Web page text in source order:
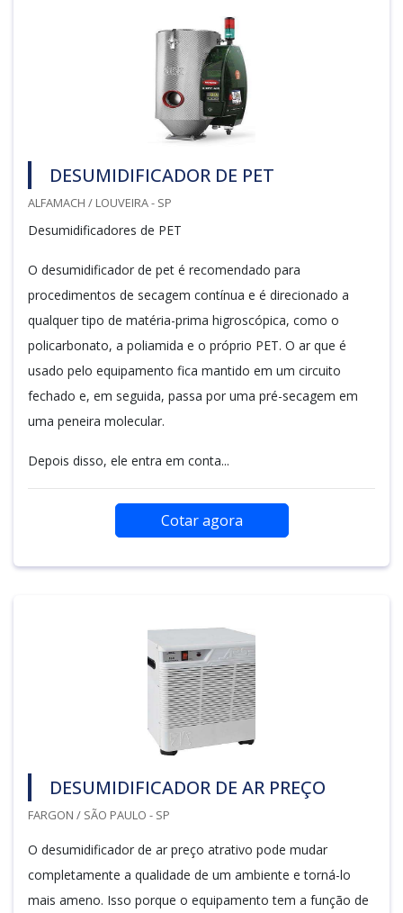
DESUMIDIFICADOR DE PET
ALFAMACH / LOUVEIRA - SP
Desumidificadores de PET
O desumidificador de pet é recomendado para
procedimentos de secagem contínua e é direcionado a
qualquer tipo de matéria-prima higroscópica, como o
policarbonato, a poliamida e o próprio PET. O ar que é
usado pelo equipamento fica mantido em um circuito
fechado e, em seguida, passa por uma pré-secagem em
uma peneira molecular.
Depois disso, ele entra em conta...
Cotar agora
DESUMIDIFICADOR DE AR PREÇO
FARGON / SÃO PAULO - SP
O desumidificador de ar preço atrativo pode mudar
completamente a qualidade de um ambiente e torná-lo
mais ameno. Isso porque o equipamento tem a função de